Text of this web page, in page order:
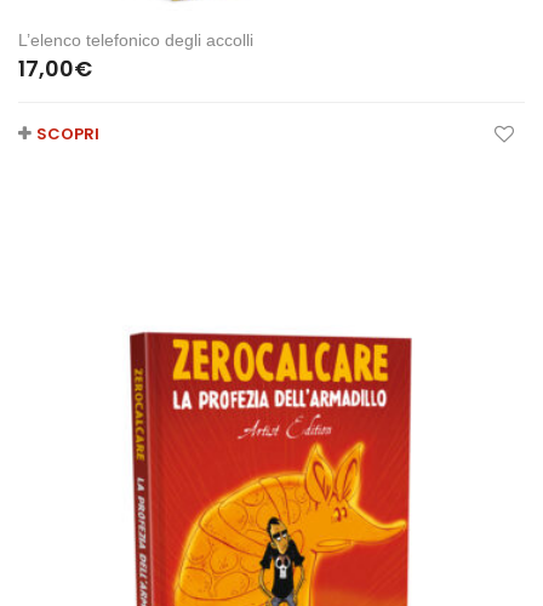
L’elenco telefonico degli accolli
17,00€
SCOPRI